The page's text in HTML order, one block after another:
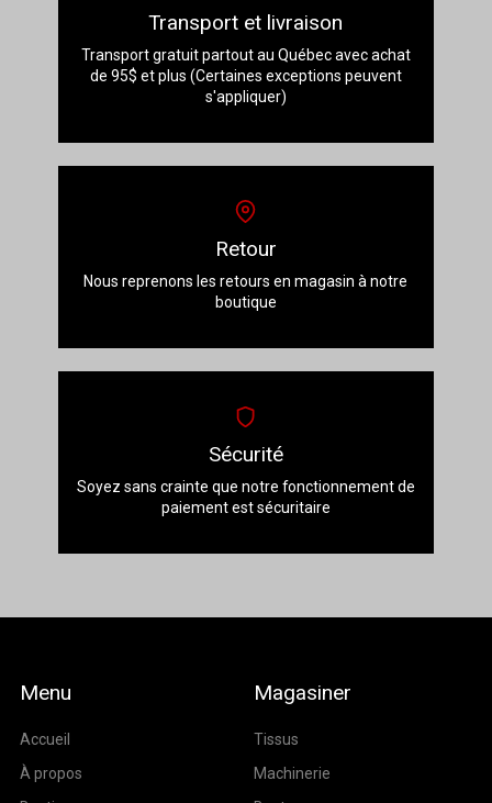
Transport et livraison
Transport gratuit partout au Québec avec achat
de 95$ et plus (Certaines exceptions peuvent
s'appliquer)
Retour
Nous reprenons les retours en magasin à notre
boutique
Sécurité
Soyez sans crainte que notre fonctionnement de
paiement est sécuritaire
Menu
Accueil
À propos
Magasiner
Tissus
Machinerie